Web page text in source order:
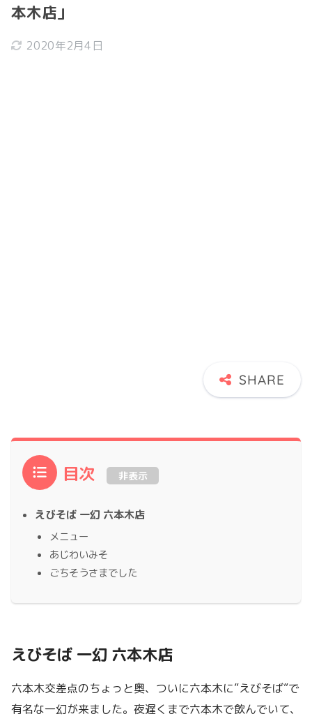
本木店」
2020年2月4日
目次 非表示
えびそば 一幻 六本木店
メニュー
あじわいみそ
ごちそうさまでした
えびそば 一幻 六本木店
六本木交差点のちょっと奥、ついに六本木に”えびそば”で
有名な一幻が来ました。夜遅くまで六本木で飲んでいて、